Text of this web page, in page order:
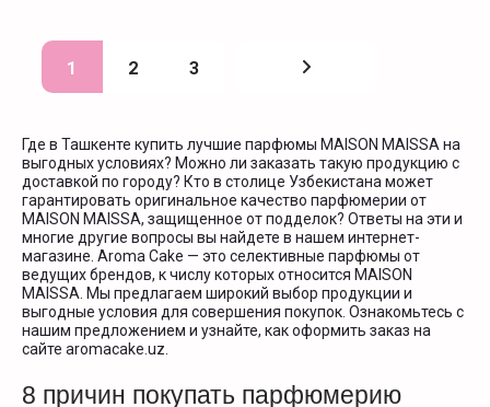
1 2 3
Где в Ташкенте купить лучшие парфюмы MAISON MAISSA на
выгодных условиях? Можно ли заказать такую продукцию с
доставкой по городу? Кто в столице Узбекистана может
гарантировать оригинальное качество парфюмерии от
MAISON MAISSA, защищенное от подделок? Ответы на эти и
многие другие вопросы вы найдете в нашем интернет-
магазине. Aroma Cake — это селективные парфюмы от
ведущих брендов, к числу которых относится MAISON
MAISSA. Мы предлагаем широкий выбор продукции и
выгодные условия для совершения покупок. Ознакомьтесь с
нашим предложением и узнайте, как оформить заказ на
сайте aromacake.uz.
8 причин покупать парфюмерию